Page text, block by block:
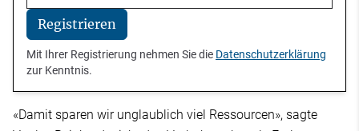
Registrieren
Mit Ihrer Registrierung nehmen Sie die Datenschutzerklärung
zur Kenntnis.
«Damit sparen wir unglaublich viel Ressourcen», sagte